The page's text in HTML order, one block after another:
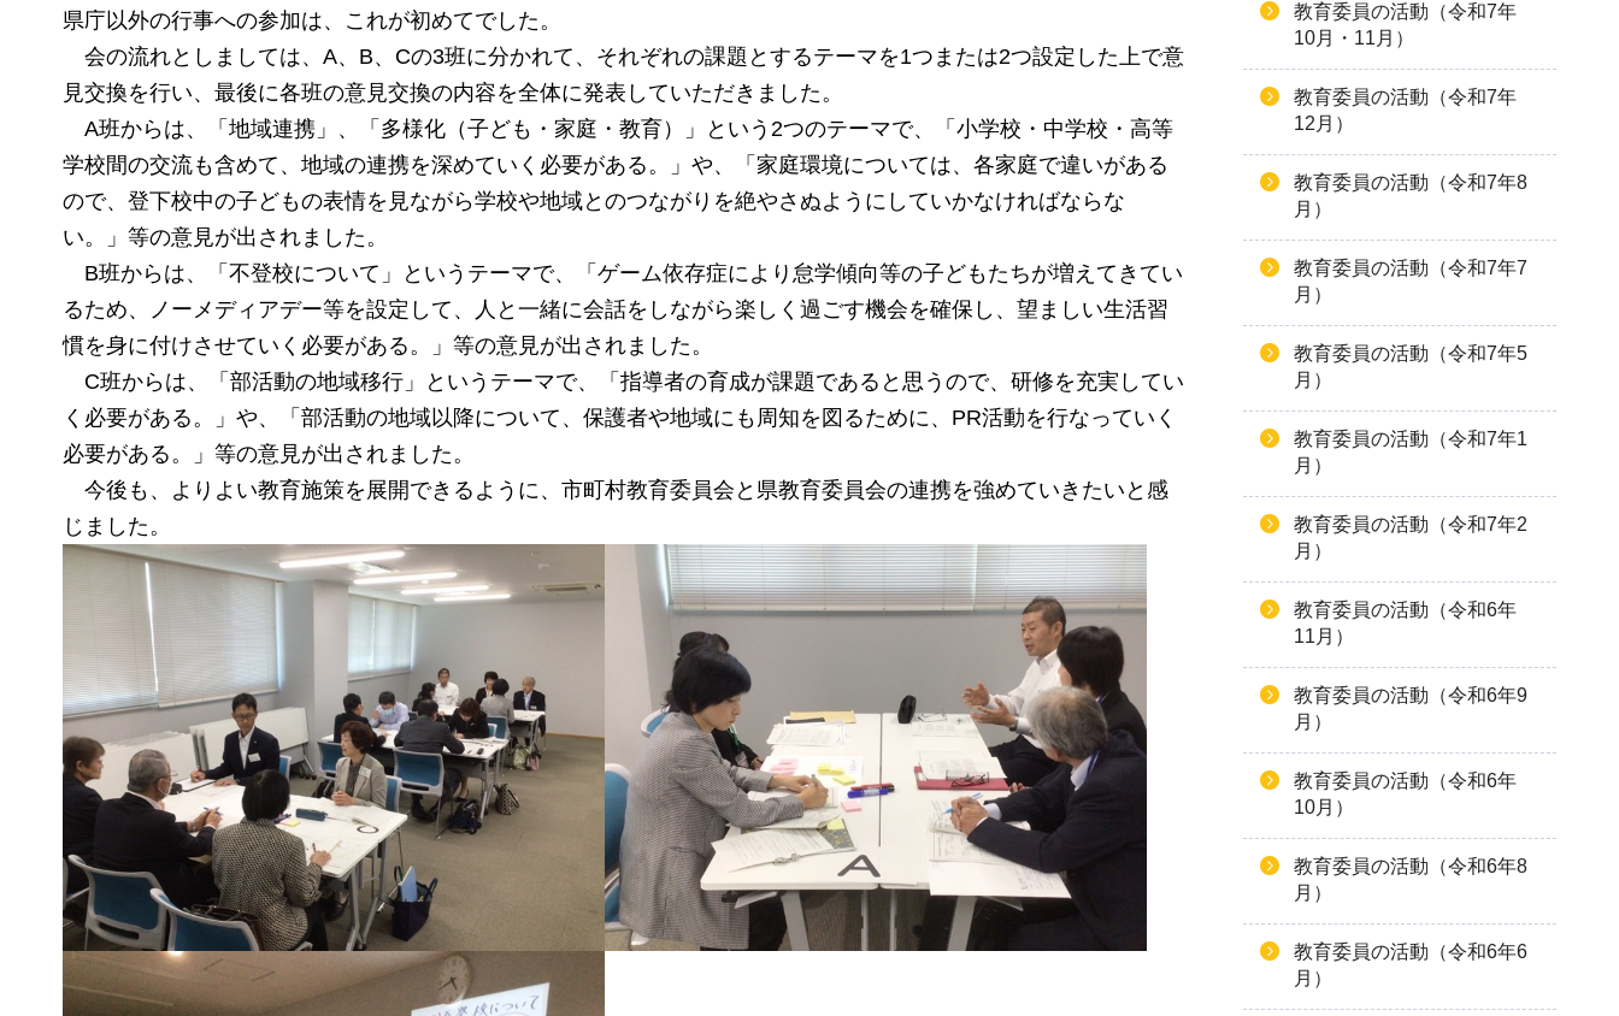
県庁以外の行事への参加は、これが初めてでした。
会の流れとしましては、A、B、Cの3班に分かれて、それぞれの課題とするテーマを1つまたは2つ設定した上で意
見交換を行い、最後に各班の意見交換の内容を全体に発表していただきました。
A班からは、「地域連携」、「多様化（子ども・家庭・教育）」という2つのテーマで、「 小学校・中学校・高等
学校間の交流も含めて、地域の連携を深めていく必要がある。」や、「家庭環境については、各家庭で違いがある
ので、登下校中の子どもの表情を見ながら学校や地域とのつながりを絶やさぬようにしていかなければならな
い。」等の意見が出されました。
B班からは、「不登校について」というテーマで、「 ゲーム依存症により怠学傾向等の子どもたちが増えてきてい
るため、ノーメディアデー等を設定して、人と一緒に会話をしながら楽しく過ごす機会を確保し、望ましい生活習
慣を身に付けさせていく必要がある。」等の意見が出されました。
C班からは、「部活動の地域移行」というテーマで、「 指導者の育成が課題であると思うので、研修を充実してい
く必要がある。」や、「部活動の地域以降について、保護者や地域にも周知を図るために、PR活動を行なっていく
必要がある。」等の意見が出されました。
今後も、よりよい教育施策を展開できるように、市町村教育委員会と県教育委員会の連携を強めていきたいと感
じました。
教育委員の活動（令和7年
10月・11月）
教育委員の活動（令和7年
12月）
教育委員の活動（令和7年8
月）
教育委員の活動（令和7年7
月）
教育委員の活動（令和7年5
月）
教育委員の活動（令和7年1
月）
教育委員の活動（令和7年2
月）
教育委員の活動（令和6年
11月）
教育委員の活動（令和6年9
月）
教育委員の活動（令和6年
10月）
教育委員の活動（令和6年8
月）
教育委員の活動（令和6年6
月）